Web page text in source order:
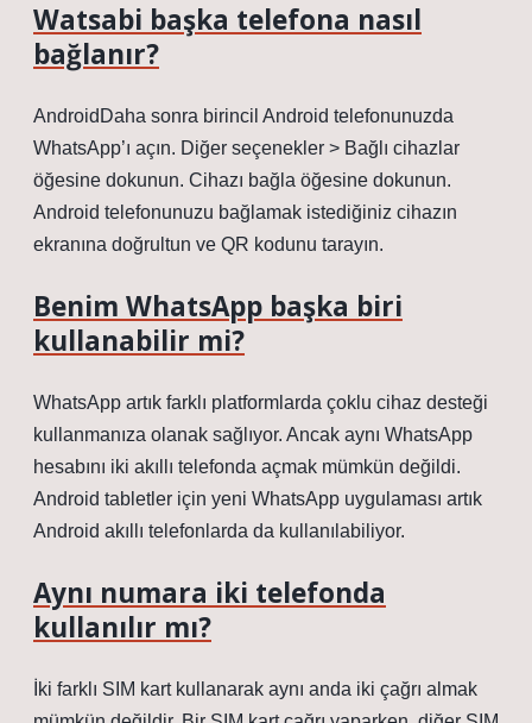
Watsabi başka telefona nasıl
bağlanır?
AndroidDaha sonra birincil Android telefonunuzda
WhatsApp’ı açın. Diğer seçenekler > Bağlı cihazlar
öğesine dokunun. Cihazı bağla öğesine dokunun.
Android telefonunuzu bağlamak istediğiniz cihazın
ekranına doğrultun ve QR kodunu tarayın.
Benim WhatsApp başka biri
kullanabilir mi?
WhatsApp artık farklı platformlarda çoklu cihaz desteği
kullanmanıza olanak sağlıyor. Ancak aynı WhatsApp
hesabını iki akıllı telefonda açmak mümkün değildi.
Android tabletler için yeni WhatsApp uygulaması artık
Android akıllı telefonlarda da kullanılabiliyor.
Aynı numara iki telefonda
kullanılır mı?
İki farklı SIM kart kullanarak aynı anda iki çağrı almak